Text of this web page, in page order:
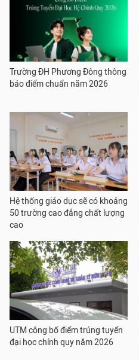
Trường ĐH Phương Đông thông
báo điểm chuẩn năm 2026
Hệ thống giáo dục sẽ có khoảng
50 trường cao đẳng chất lượng
cao
UTM công bố điểm trúng tuyển
đại học chính quy năm 2026